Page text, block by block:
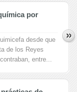
por
desde que
de los Reyes
entre...